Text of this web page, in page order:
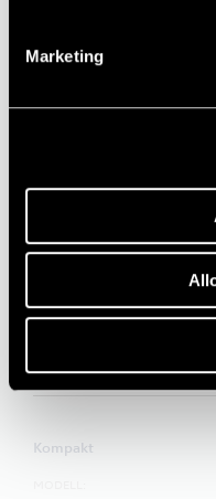
Marketing
Moment
UMXL-KT
Kompakt